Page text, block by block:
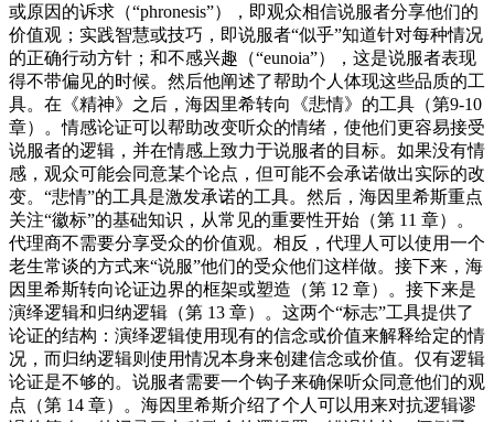
或原因的诉求（“phronesis”），即观众相信说服者分享他们的
价值观；实践智慧或技巧，即说服者“似乎”知道针对每种情况
的正确行动方针；和不感兴趣（“eunoia”），这是说服者表现
得不带偏见的时候。然后他阐述了帮助个人体现这些品质的工
具。在《精神》之后，海因里希转向《悲情》的工具（第9-10
章）。情感论证可以帮助改变听众的情绪，使他们更容易接受
说服者的逻辑，并在情感上致力于说服者的目标。如果没有情
感，观众可能会同意某个论点，但可能不会承诺做出实际的改
变。“悲情”的工具是激发承诺的工具。然后，海因里希斯重点
关注“徽标”的基础知识，从常见的重要性开始（第 11 章）。
代理商不需要分享受众的价值观。相反，代理人可以使用一个
老生常谈的方式来“说服”他们的受众他们这样做。接下来，海
因里希斯转向论证边界的框架或塑造（第 12 章）。接下来是
演绎逻辑和归纳逻辑（第 13 章）。这两个“标志”工具提供了
论证的结构：演绎逻辑使用现有的信念或价值来解释给定的情
况，而归纳逻辑则使用情况本身来创建信念或价值。仅有逻辑
论证是不够的。说服者需要一个钩子来确保听众同意他们的观
点（第 14 章）。海因里希斯介绍了个人可以用来对抗逻辑谬